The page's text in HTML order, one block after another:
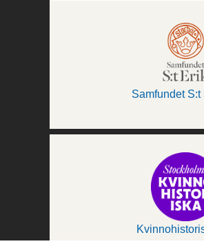
Samfundet S:t